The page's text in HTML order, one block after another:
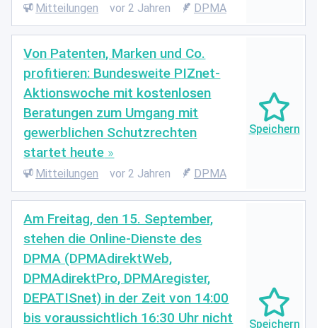
Mitteilungen vor 2 Jahren DPMA
Von Patenten, Marken und Co.
profitieren: Bundesweite PIZnet-
Aktionswoche mit kostenlosen
Beratungen zum Umgang mit
gewerblichen Schutzrechten
startet heute
Mitteilungen vor 2 Jahren DPMA
Am Freitag, den 15. September,
stehen die Online-Dienste des
DPMA (DPMAdirektWeb,
DPMAdirektPro, DPMAregister,
DEPATISnet) in der Zeit von 14:00
bis voraussichtlich 16:30 Uhr nicht